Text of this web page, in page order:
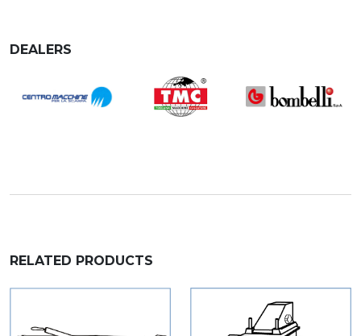
DEALERS
RELATED PRODUCTS